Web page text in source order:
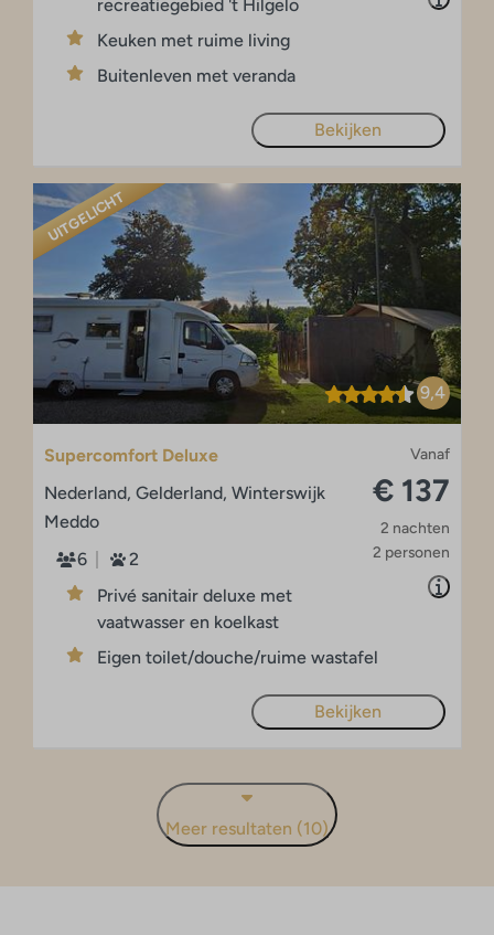
recreatiegebied 't Hilgelo
Keuken met ruime living
Buitenleven met veranda
Bekijken
UITGELICHT
9,4
Vanaf
€ 137
2 nachten
2 personen
Supercomfort Deluxe
Nederland, Gelderland, Winterswijk
Meddo
6
2
Privé sanitair deluxe met
vaatwasser en koelkast
Eigen toilet/douche/ruime wastafel
Bekijken
Meer resultaten (10)